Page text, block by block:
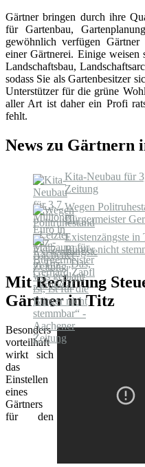
Gärtner bringen durch ihre
für Gartenbau,
gewöhnlich verfügen Gärtner
einer Gärtnerei. Einige weisen
Landschaftsbau,
sodass Sie als Gartenbesitzer
Unterstützer für die grüne
aller Art ist daher ein Profi
fehlt.
News zu Gärtnern
Kita-Neubau für
Zeitung
Wegen
Bürgermeister
Existenzängste in
Bürger nicht
Mit Rechnung
Gärtner in Titz
Besonders
vorteilhaft
wirkt sich
das
Einstellen
eines
Gärtners
für den